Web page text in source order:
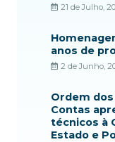
21 de Julho,
anos de
2 de Junho,
Ordem
Contas
técnicos à
Estado e